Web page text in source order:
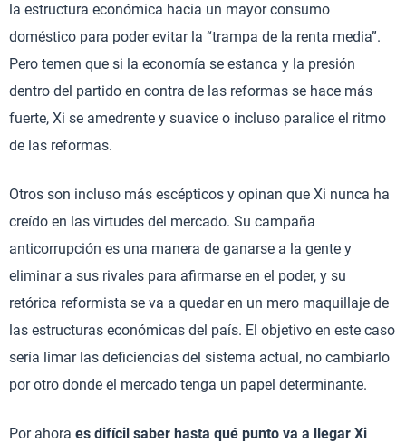
la estructura económica hacia un mayor consumo
doméstico para poder evitar la “trampa de la renta media”.
Pero temen que si la economía se estanca y la presión
dentro del partido en contra de las reformas se hace más
fuerte, Xi se amedrente y suavice o incluso paralice el ritmo
de las reformas.
Otros son incluso más escépticos y opinan que Xi nunca ha
creído en las virtudes del mercado. Su campaña
anticorrupción es una manera de ganarse a la gente y
eliminar a sus rivales para afirmarse en el poder, y su
retórica reformista se va a quedar en un mero maquillaje de
las estructuras económicas del país. El objetivo en este caso
sería limar las deficiencias del sistema actual, no cambiarlo
por otro donde el mercado tenga un papel determinante.
Por ahora es difícil saber hasta qué punto va a llegar Xi